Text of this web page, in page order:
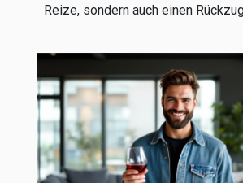
Reize, sondern auch einen